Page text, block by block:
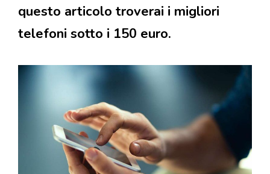
questo articolo troverai i migliori
telefoni sotto i 150 euro.